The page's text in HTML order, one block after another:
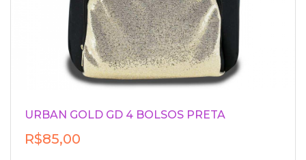
URBAN GOLD GD 4 BOLSOS PRETA
R$85,00